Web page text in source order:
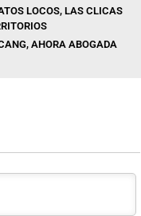
LOCOS, LAS CLICAS
AHORA ABOGADA